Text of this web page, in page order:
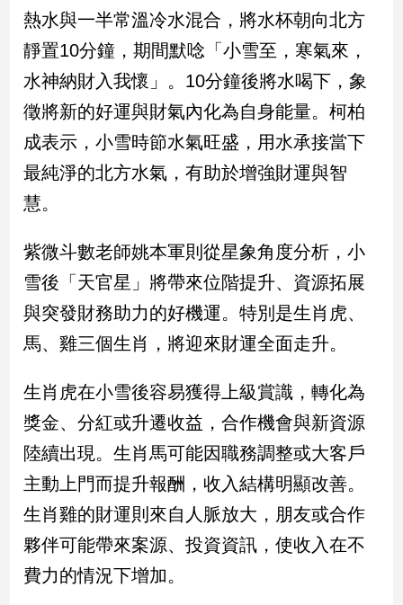
兩
岸/
國
際
會/
地
方
新
病
專
區
台
灣
觀
南
台
灣
觀
點
熱水與一半常溫冷水混合，將水杯朝向北方
靜置10分鐘，期間默唸「小雪至，寒氣來，
水神納財入我懷」。10分鐘後將水喝下，象
徵將新的好運與財氣內化為自身能量。柯柏
成表示，小雪時節水氣旺盛，用水承接當下
最純淨的北方水氣，有助於增強財運與智
慧。
紫微斗數老師姚本軍則從星象角度分析，小
雪後「天官星」將帶來位階提升、資源拓展
與突發財務助力的好機運。特別是生肖虎、
馬、雞三個生肖，將迎來財運全面走升。
生肖虎在小雪後容易獲得上級賞識，轉化為
獎金、分紅或升遷收益，合作機會與新資源
陸續出現。生肖馬可能因職務調整或大客戶
主動上門而提升報酬，收入結構明顯改善。
生肖雞的財運則來自人脈放大，朋友或合作
夥伴可能帶來案源、投資資訊，使收入在不
費力的情況下增加。